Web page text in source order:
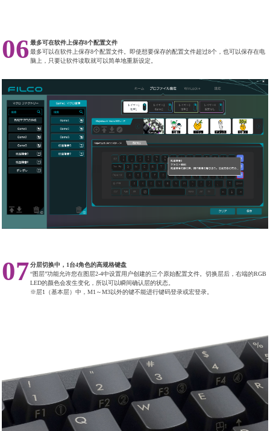
06最多可在软件上保存8个配置文件
最多可以在软件上保存8个配置文件。即使想要保存的配置文件超过8个，也可以保存在电
脑上，只要让软件读取就可以简单地重新设定。
07分层切换中，1台4角色的高规格键盘
“图层”功能允许您在图层2-4中设置用户创建的三个原始配置文件。切换层后，右端的RGB
LED的颜色会发生变化，所以可以瞬间确认层的状态。
※层1（基本层）中，M1～M3以外的键不能进行键码登录或宏登录。